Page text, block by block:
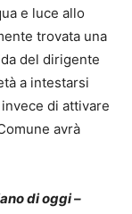
e luce allo
trovata una
del dirigente
a intestarsi
di attivare
avrà
di oggi –